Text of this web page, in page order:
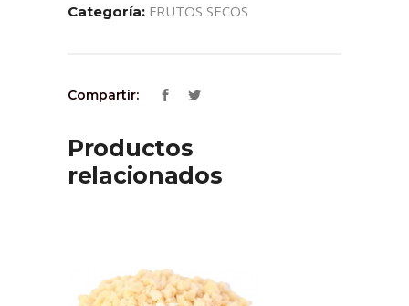
Categoría: FRUTOS SECOS
Compartir:
Productos
relacionados